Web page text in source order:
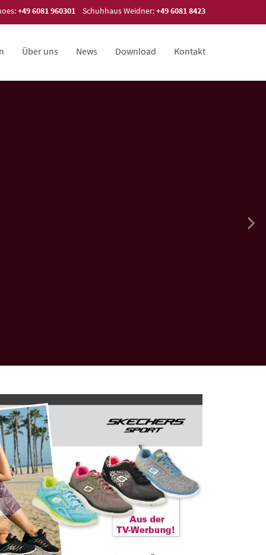
+49 6081 960301 Schuhhaus Weidner:+49 6081 8423
Über uns News Download Kontakt